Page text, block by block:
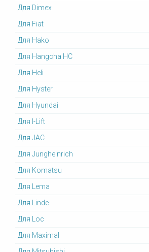
Для Dimex
Для Fiat
Для Hako
Для Hangcha HC
Для Heli
Для Hyster
Для Hyundai
Для I-Lift
Для JAC
Для Jungheinrich
Для Komatsu
Для Lema
Для Linde
Для Loc
Для Maximal